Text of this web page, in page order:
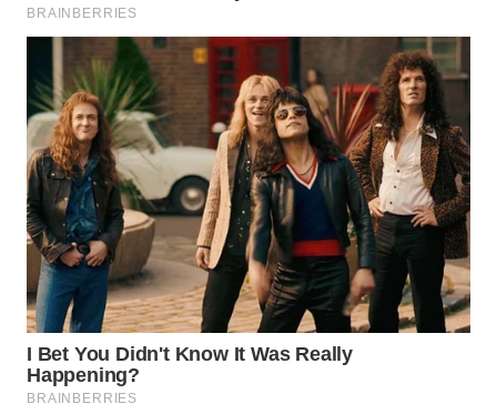
WAHANA
TV
WAHANANEWS
ID
WAHANANEWS
CO ID
WAHANANEWS
WAHANA
SPORT